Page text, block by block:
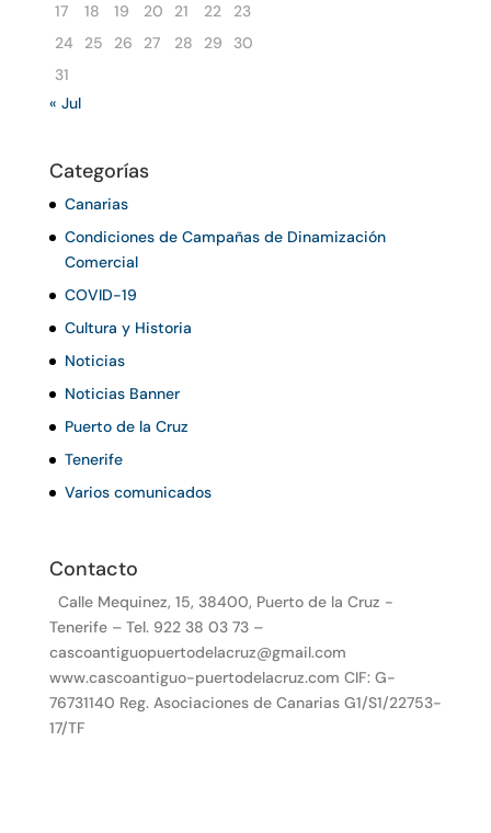
17
18 19 20 21 22
23
24
25 26 27 28 29
30
31
« Jul
Categorías
Canarias
Condiciones de Campañas de Dinamización
Comercial
COVID-19
Cultura y Historia
Noticias
Noticias Banner
Puerto de la Cruz
Tenerife
Varios comunicados
Contacto
Calle Mequinez, 15, 38400, Puerto de la Cruz -
Tenerife – Tel. 922 38 03 73 –
cascoantiguopuertodelacruz@gmail.com
www.cascoantiguo-puertodelacruz.com CIF: G-
76731140 Reg. Asociaciones de Canarias G1/S1/22753-
17/TF